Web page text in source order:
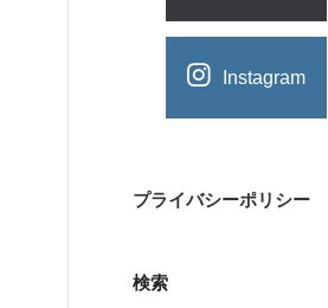
Instagram
プライバシーポリシー
検索